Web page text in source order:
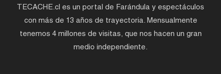
TECACHE.cl es un portal de Farándula y espectáculos
con más de 13 años de trayectoria. Mensualmente
tenemos 4 millones de visitas, que nos hacen un gran
medio independiente.